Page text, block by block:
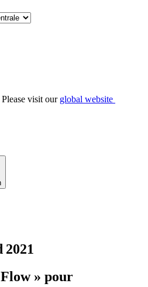
visit our global website
2021
» pour